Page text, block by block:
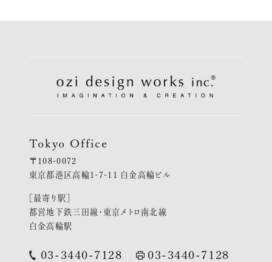
Tokyo Office
〒108-0072
東京都港区高輪1-7-11 白金高輪ビル
［最寄り駅］
都営地下鉄三田線・東京メトロ南北線
白金高輪駅
03-3440-7128 03-3440-7128